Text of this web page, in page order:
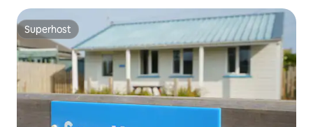
Superhost
Superhost